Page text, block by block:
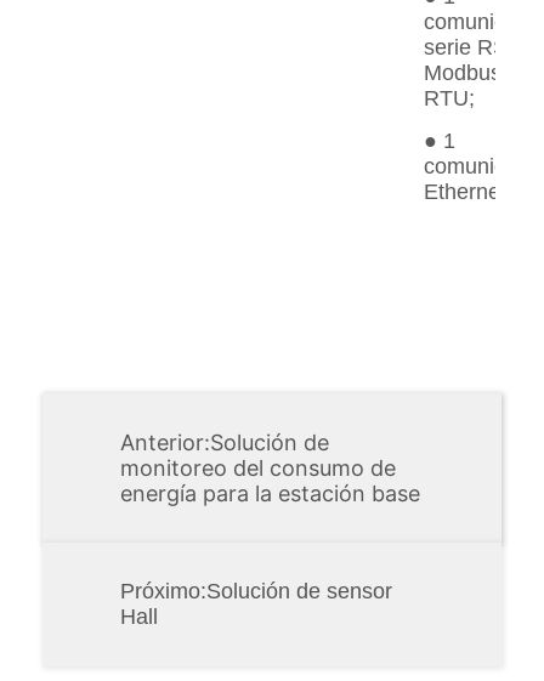
Anterior:Solución de
monitoreo del consumo de
energía para la estación base
Próximo:Solución de sensor
Hall